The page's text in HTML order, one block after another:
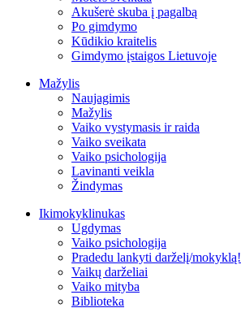
Akušerė skuba į pagalbą
Po gimdymo
Kūdikio kraitelis
Gimdymo įstaigos Lietuvoje
Mažylis
Naujagimis
Mažylis
Vaiko vystymasis ir raida
Vaiko sveikata
Vaiko psichologija
Lavinanti veikla
Žindymas
Ikimokyklinukas
Ugdymas
Vaiko psichologija
Pradedu lankyti darželį/mokyklą!
Vaikų darželiai
Vaiko mityba
Biblioteka